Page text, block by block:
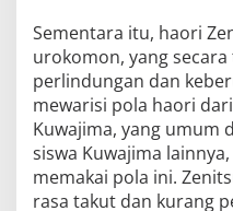
Sementara itu, haori
urokomon, yang
perlindungan dan
mewarisi pola haori
Kuwajima, yang umum
siswa Kuwajima
memakai pola ini.
rasa takut dan kurang